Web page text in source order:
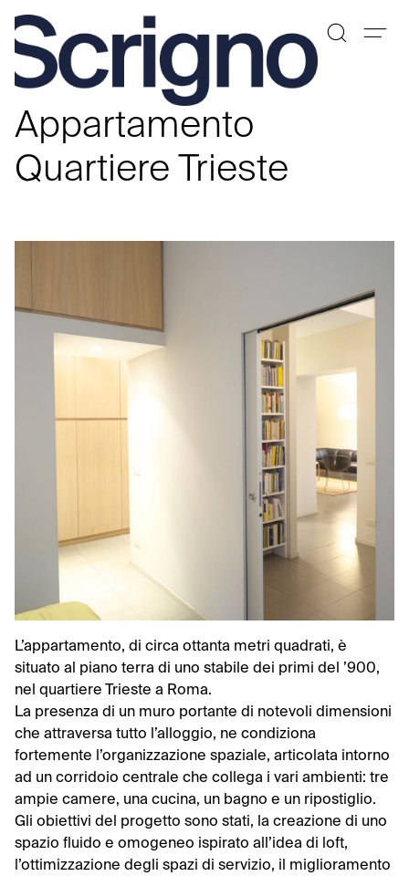
Vai
contenuto
Appartamento
Quartiere Trieste
L’appartamento, di circa ottanta metri quadrati, è
situato al piano terra di uno stabile dei primi del ’900,
nel quartiere Trieste a Roma.
La presenza di un muro portante di notevoli dimensioni
che attraversa tutto l’alloggio, ne condiziona
fortemente l’organizzazione spaziale, articolata intorno
ad un corridoio centrale che collega i vari ambienti: tre
ampie camere, una cucina, un bagno e un ripostiglio.
Gli obiettivi del progetto sono stati, la creazione di uno
spazio fluido e omogeneo ispirato all’idea di loft,
l’ottimizzazione degli spazi di servizio, il miglioramento